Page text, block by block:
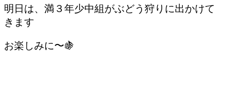
明日は、満３年少中組がぶどう狩りに出かけて
きます
お楽しみに〜🍇